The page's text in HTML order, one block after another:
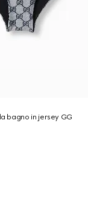
bagno in jersey GG